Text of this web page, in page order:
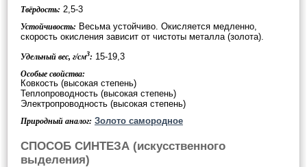
Твёрдость: 2,5-3
Устойчивость: Весьма устойчиво. Окисляется медленно,
скорость окисления зависит от чистоты металла (золота).
Удельный вес, г/см3: 15-19,3
Особые свойства:
Ковкость (высокая степень)
Теплопроводность (высокая степень)
Электропроводность (высокая степень)
Природный аналог: Золото самородное
СПОСОБ СИНТЕЗА (искусственного
выделения)